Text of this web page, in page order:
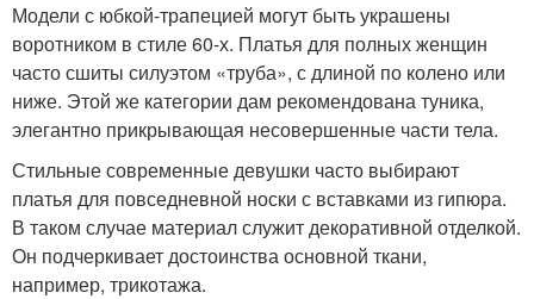
Модели с юбкой-трапецией могут быть украшены
воротником в стиле 60-х. Платья для полных женщин
часто сшиты силуэтом «труба», с длиной по колено или
ниже. Этой же категории дам рекомендована туника,
элегантно прикрывающая несовершенные части тела.
Стильные современные девушки часто выбирают
платья для повседневной носки с вставками из гипюра.
В таком случае материал служит декоративной отделкой.
Он подчеркивает достоинства основной ткани,
например, трикотажа.